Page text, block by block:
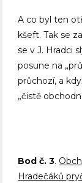
A co byl ten
kšeft. Tak se
se v J. Hradci
posune na
průchozí, a
„čistě
Bod č. 3.
Hradečáků